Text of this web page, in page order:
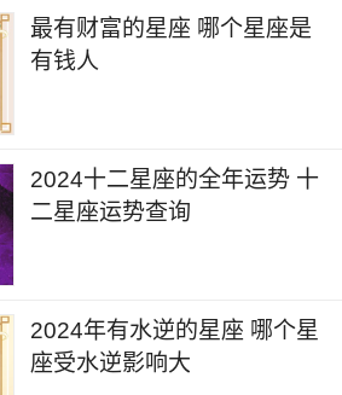
姑娘 勤俭持家的星座女
人味属于高高在上的霸气
最漂亮 最优秀的星座女
最有财富的星座 哪个星座是
有钱人
2024十二星座的全年运势 十
二星座运势查询
2024年有水逆的星座 哪个星
座受水逆影响大